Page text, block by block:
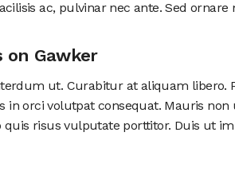
ac, pulvinar nec ante. Sed ornare
on Gawker
ut. Curabitur at aliquam libero.
in orci volutpat consequat. Mauris
risus vulputate porttitor. Duis ut